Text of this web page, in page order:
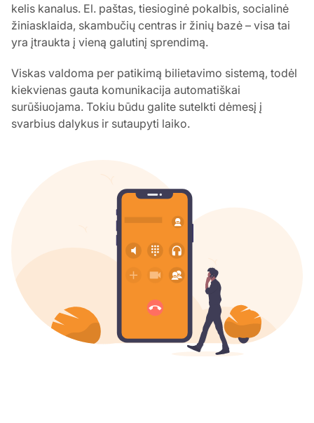
kelis kanalus. El. paštas, tiesioginė pokalbis, socialinė
žiniasklaida, skambučių centras ir žinių bazė – visa tai
yra įtraukta į vieną galutinį sprendimą.
Viskas valdoma per patikimą bilietavimo sistemą, todėl
kiekvienas gauta komunikacija automatiškai
surūšiuojama. Tokiu būdu galite sutelkti dėmesį į
svarbius dalykus ir sutaupyti laiko.